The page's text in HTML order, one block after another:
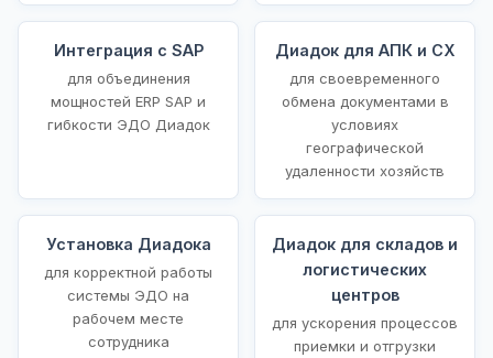
Интеграция с SAP
для объединения
мощностей ERP SAP и
гибкости ЭДО Диадок
Диадок для АПК и СХ
для своевременного
обмена документами в
условиях
географической
удаленности хозяйств
Установка Диадока
для корректной работы
системы ЭДО на
рабочем месте
сотрудника
Диадок для складов и
логистических
центров
для ускорения процессов
приемки и отгрузки